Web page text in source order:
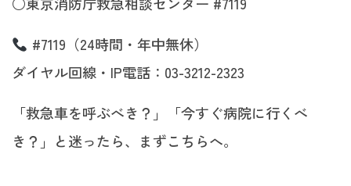
#7119（24時間・年中無休）
ダイヤル回線・IP電話：03-3212-2323
「救急車を呼ぶべき？」「今すぐ病院に行くべ
き？」と迷ったら、まずこちらへ。